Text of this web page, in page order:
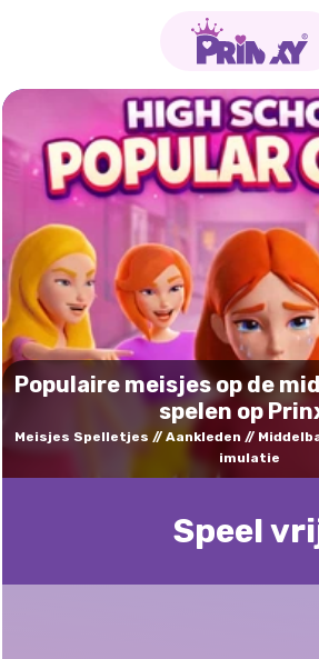
Populaire meisjes op de
spelen op
Meisjes Spelletjes Aankleden
imulatie
Speel